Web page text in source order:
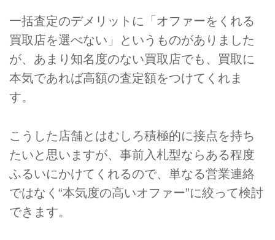
一括査定のデメリットに「オファーをくれる
買取店を選べない」というものがありました
が、あまり知名度のない買取店でも、買取に
本気であれば高額の査定額をつけてくれま
す。
こうした店舗とはむしろ積極的に接点を持ち
たいと思いますが、事前入札型ならある程度
ふるいにかけてくれるので、単なる営業連絡
ではなく“本気度の高いオファー”に絞って検討
できます。